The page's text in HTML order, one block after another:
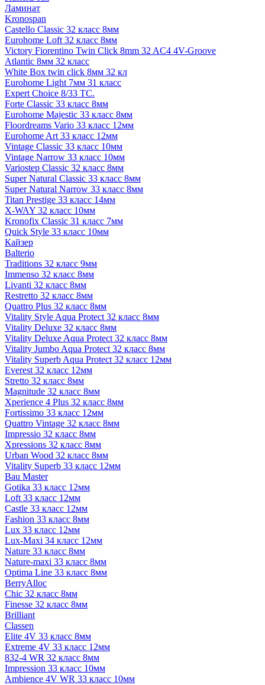
Ламинат
Kronospan
Castello Classic 32 класс 8мм
Eurohome Loft 32 класс 8мм
Victory Fiorentino Twin Click 8mm 32 AC4 4V-Groove
Atlantic 8мм 32 класс
White Box twin click 8мм 32 кл
Eurohome Light 7мм 31 класс
Expert Choice 8/33 TC.
Forte Classic 33 класс 8мм
Eurohome Majestic 33 класс 8мм
Floordreams Vario 33 класс 12мм
Eurohome Art 33 класс 12мм
Vintage Classic 33 класс 10мм
Vintage Narrow 33 класс 10мм
Variostep Classic 32 класс 8мм
Super Natural Classic 33 класс 8мм
Super Natural Narrow 33 класс 8мм
Titan Prestige 33 класс 14мм
X-WAY 32 класс 10мм
Kronofix Classic 31 класс 7мм
Quick Style 33 класс 10мм
Кайзер
Balterio
Traditions 32 класс 9мм
Immenso 32 класс 8мм
Livanti 32 класс 8мм
Restretto 32 класс 8мм
Quattro Plus 32 класс 8мм
Vitality Style Aqua Protect 32 класс 8мм
Vitality Deluxe 32 класс 8мм
Vitality Deluxe Aqua Protect 32 класс 8мм
Vitality Jumbo Aqua Protect 32 класс 8мм
Vitality Superb Aqua Protect 32 класс 12мм
Everest 32 класс 12мм
Stretto 32 класс 8мм
Magnitude 32 класс 8мм
Xperience 4 Plus 32 класс 8мм
Fortissimo 33 класс 12мм
Quattro Vintage 32 класс 8мм
Impressio 32 класс 8мм
Xpressions 32 класс 8мм
Urban Wood 32 класс 8мм
Vitality Superb 33 класс 12мм
Bau Master
Gotika 33 класс 12мм
Loft 33 класс 12мм
Castle 33 класс 12мм
Fashion 33 класс 8мм
Lux 33 класс 12мм
Lux-Maxi 34 класс 12мм
Nature 33 класс 8мм
Nature-maxi 33 класс 8мм
Optima Line 33 класс 8мм
BerryAlloc
Chic 32 класс 8мм
Finesse 32 класс 8мм
Brilliant
Classen
Elite 4V 33 класс 8мм
Extreme 4V 33 класс 12мм
832-4 WR 32 класс 8мм
Impression 33 класс 10мм
Ambience 4V WR 33 класс 10мм